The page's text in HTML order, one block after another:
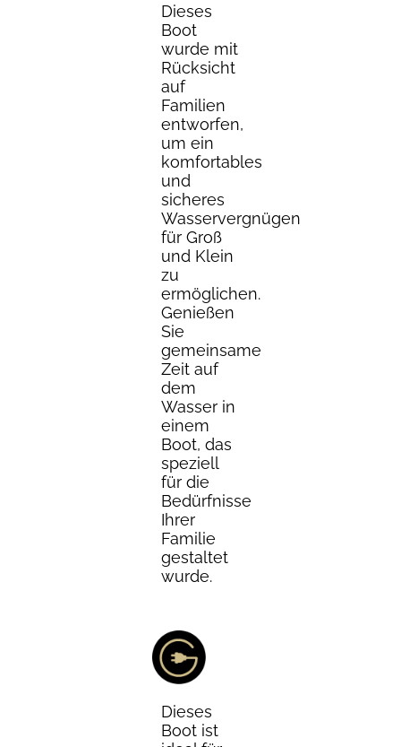
Dieses
Boot
wurde mit
Rücksicht
auf
Familien
entworfen,
um ein
komfortables
und
sicheres
Wasservergnügen
für Groß
und Klein
zu
ermöglichen.
Genießen
Sie
gemeinsame
Zeit auf
dem
Wasser in
einem
Boot, das
speziell
für die
Bedürfnisse
Ihrer
Familie
gestaltet
wurde.
Dieses
Boot ist